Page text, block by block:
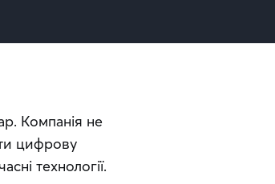
Компанія не
цифрову
технології.